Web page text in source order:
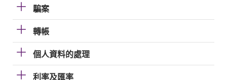
騙案
轉帳
個人資料的處理
利率及匯率